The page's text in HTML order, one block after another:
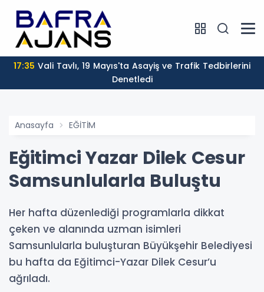
17:35
Denetledi
Anasayfa EĞİTİM
Eğitimci Yazar Dilek Cesur
Samsunlularla Buluştu
Her hafta düzenlediği programlarla dikkat
çeken ve alanında uzman isimleri
Samsunlularla buluşturan Büyükşehir Belediyesi
bu hafta da Eğitimci-Yazar Dilek Cesur’u
ağrıladı.